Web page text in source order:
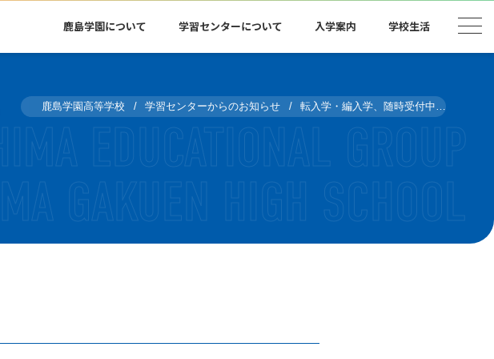
鹿島学園について 学習センターについて 入学案内 学校生活
鹿島学園高等学校 学習センターからのお知らせ 転入学・編入学、随時受付中！